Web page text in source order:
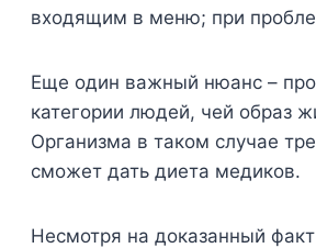
входящим в меню; при
Еще один важный нюанс –
категории людей, чей образ
Организма в таком случае
сможет дать диета медиков.
Несмотря на доказанный